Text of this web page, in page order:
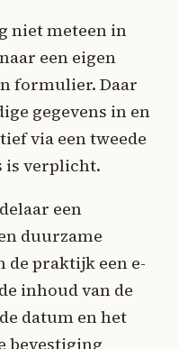
niet meteen in
een eigen
formulier. Daar
gegevens in en
via een tweede
is verplicht.
een
duurzame
de praktijk een e-
inhoud van de
datum en het
bevestiging